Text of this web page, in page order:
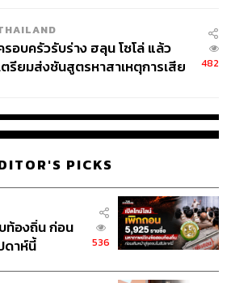
รอบครัวรับร่าง ฮลุน โซโล่ แล้ว
ตรียมส่งชันสูตรหาสาเหตุการเสีย
482
PICKS
ท้องถิ่น ก่อน
ดาห์นี้
536